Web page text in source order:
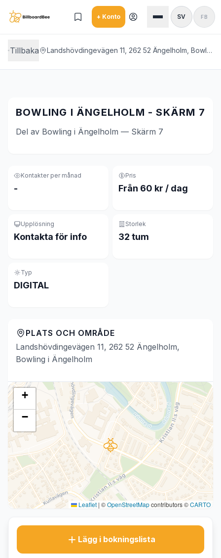
+ Konto SV FB
Tillbaka Landshövdingevägen 11, 262 52 Ängelholm, Bowling i Ängelholm
BOWLING I ÄNGELHOLM - SKÄRM 7
Del av Bowling i Ängelholm — Skärm 7
Kontakter per månad
-
Pris
Från 60 kr / dag
Upplösning
Kontakta för info
Storlek
32 tum
Typ
DIGITAL
PLATS OCH OMRÅDE
Landshövdingevägen 11, 262 52 Ängelholm,
Bowling i Ängelholm
+
−
Leaflet | ©OpenStreetMapcontributors ©CARTO
Lägg i bokningslista